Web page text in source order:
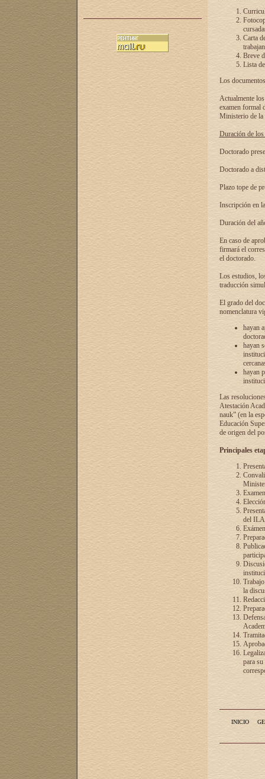
Carta
Breve
Lista
Los
Actualmente
examen formal
Ministerio de la
Duración de
Doctorado
Doctorado a
Plazo tope de
Inscripción en
Duración del
En caso de
firmará el
el doctorado.
Los estudios,
traducción
El grado del
nomenclatura
hayan
hayan
hayan
Las
Atestación
nauk” (en la
Educación
de origen del
Principales
del
la
para
INICIO